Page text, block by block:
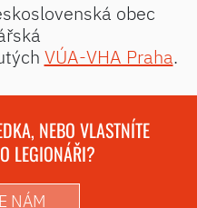
obec
VÚA-VHA Praha.
NEBO VLASTNÍTE
LEGIONÁŘI?
NÁM